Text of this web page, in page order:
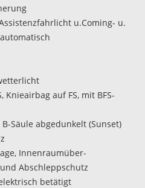
u.Coming- u.
Knieairbag auf FS, mit BFS-
Säule abgedunkelt (Sunset)
Innenraumüber-
Abschleppschutz
betätigt